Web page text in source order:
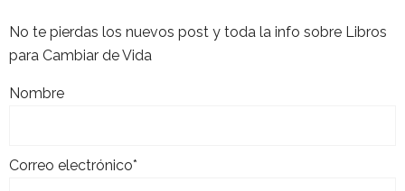
No te pierdas los nuevos post y toda la info sobre Libros
para Cambiar de Vida
Nombre
Correo electrónico*